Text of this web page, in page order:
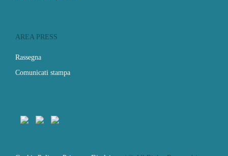
AREA PRESS
Rassegna
Comunicati stampa